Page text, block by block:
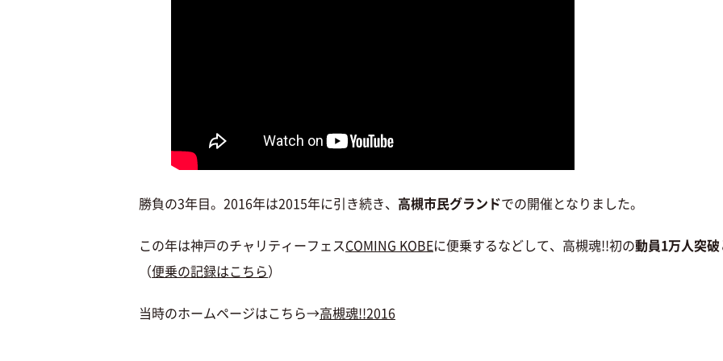
勝負の3年目。2016年は2015年に引き続き、 高槻市民グランドでの開催となりました。
この年は神戸のチャリティーフェスCOMING KOBEに便乗するなどして、高槻魂!!初の動員1万人突破
（便乗の記録はこちら）
当時のホームページはこちら→高槻魂!!2016